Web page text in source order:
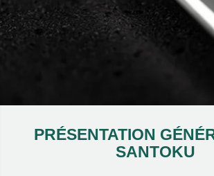
PRÉSENTATION
SANTOKU